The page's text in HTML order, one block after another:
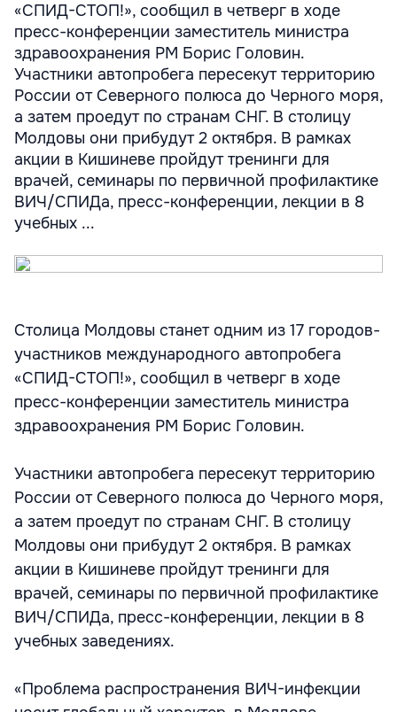
«СПИД-СТОП!», сообщил в четверг в ходе
пресс-конференции заместитель министра
здравоохранения РМ Борис Головин.
Участники автопробега пересекут территорию
России от Северного полюса до Черного моря,
а затем проедут по странам СНГ. В столицу
Молдовы они прибудут 2 октября. В рамках
акции в Кишиневе пройдут тренинги для
врачей, семинары по первичной профилактике
ВИЧ/СПИДа, пресс-конференции, лекции в 8
учебных ...
Столица Молдовы станет одним из 17 городов-
участников международного автопробега
«СПИД-СТОП!», сообщил в четверг в ходе
пресс-конференции заместитель министра
здравоохранения РМ Борис Головин.
Участники автопробега пересекут территорию
России от Северного полюса до Черного моря,
а затем проедут по странам СНГ. В столицу
Молдовы они прибудут 2 октября. В рамках
акции в Кишиневе пройдут тренинги для
врачей, семинары по первичной профилактике
ВИЧ/СПИДа, пресс-конференции, лекции в 8
учебных заведениях.
«Проблема распространения ВИЧ-инфекции